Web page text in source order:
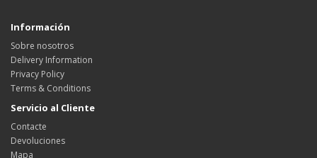
Información
Sobre nosotros
Delivery Information
Privacy Policy
Terms & Conditions
Servicio al Cliente
Contacte
Devoluciones
Mapa